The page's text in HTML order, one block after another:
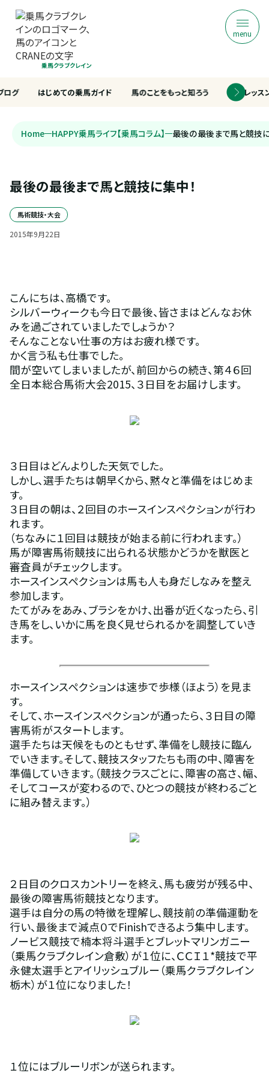
乗馬クラブクレイン
menu
はじめての乗馬ガイド 馬のことをもっと知ろう 乗馬レッス
ログ
Home HAPPY乗馬ライフ【乗馬コラム】 最後の最後まで馬と競技
最後の最後まで馬と競技に集中！
馬術競技・大会
2015年9月22日
こんにちは、高橋です。
シルバーウィークも今日で最後、皆さまはどんなお休
みを過ごされていましたでしょうか？
そんなことない仕事の方はお疲れ様です。
かく言う私も仕事でした。
間が空いてしまいましたが、前回からの続き、第４６回
全日本総合馬術大会2015、３日目をお届けします。
３日目はどんよりした天気でした。
しかし、選手たちは朝早くから、黙々と準備をはじめま
す。
３日目の朝は、２回目のホースインスペクションが行わ
れます。
（ちなみに１回目は競技が始まる前に行われます。）
馬が障害馬術競技に出られる状態かどうかを獣医と
審査員がチェックします。
ホースインスペクションは馬も人も身だしなみを整え
参加します。
たてがみをあみ、ブラシをかけ、出番が近くなったら、引
き馬をし、いかに馬を良く見せられるかを調整していき
ます。
ホースインスペクションは速歩で歩様（ほよう）を見ま
す。
そして、ホースインスペクションが通ったら、３日目の障
害馬術がスタートします。
選手たちは天候をものともせず、準備をし競技に臨ん
でいきます。そして、競技スタッフたちも雨の中、障害を
準備していきます。（競技クラスごとに、障害の高さ、幅、
そしてコースが変わるので、ひとつの競技が終わるごと
に組み替えます。）
２日目のクロスカントリーを終え、馬も疲労が残る中、
最後の障害馬術競技となります。
選手は自分の馬の特徴を理解し、競技前の準備運動を
行い、最後まで減点０でFinishできるよう集中します。
ノービス競技で楠本将斗選手とブレットマリンガニー
（乗馬クラブクレイン倉敷）が１位に、ＣＣＩ１*競技で平
永健太選手とアイリッシュブルー（乗馬クラブクレイン
栃木）が１位になりました！
１位にはブルーリボンが送られます。